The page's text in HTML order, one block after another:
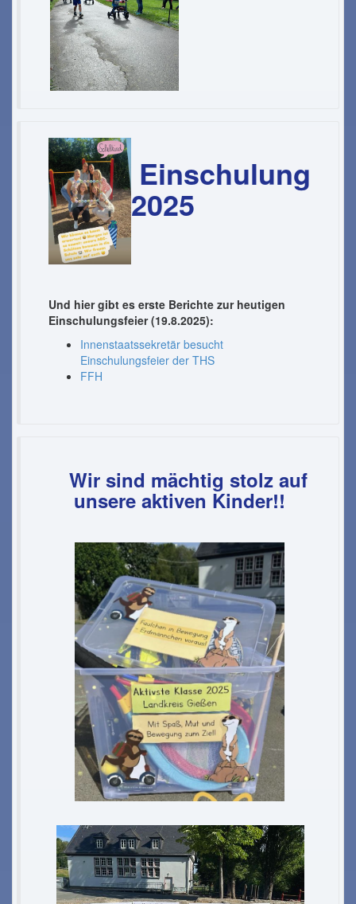
Einschulung
2025
Und hier gibt es erste Berichte zur heutigen
Einschulungsfeier (19.8.2025):
Innenstaatssekretär besucht
Einschulungsfeier der THS
FFH
Wir sind mächtig stolz auf
unsere aktiven Kinder!!